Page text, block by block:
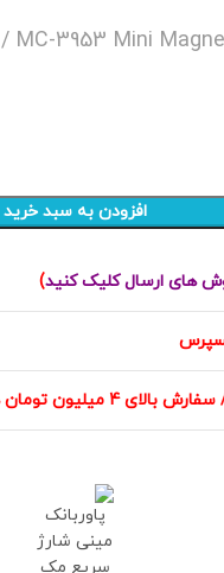
3952 / MC-3953
افزودن به سبد خرید
کلیک کنید)